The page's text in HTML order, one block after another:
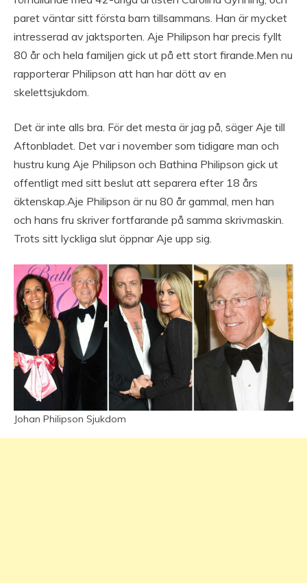
paret väntar sitt första barn tillsammans. Han är mycket
intresserad av jaktsporten. Aje Philipson har precis fyllt
80 år och hela familjen gick ut på ett stort firande.Men nu
rapporterar Philipson att han har dött av en
skelettsjukdom.
Det är inte alls bra. För det mesta är jag på, säger Aje till
Aftonbladet. Det var i november som tidigare man och
hustru kung Aje Philipson och Bathina Philipson gick ut
offentligt med sitt beslut att separera efter 18 års
äktenskap.Aje Philipson är nu 80 år gammal, men han
och hans fru skriver fortfarande på samma skrivmaskin.
Trots sitt lyckliga slut öppnar Aje upp sig.
Johan Philipson Sjukdom